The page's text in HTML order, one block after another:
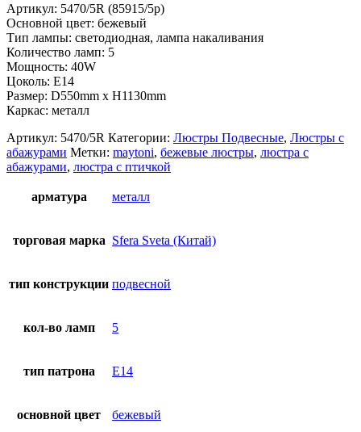
Артикул: 5470/5R (85915/5p)
Основной цвет: бежевый
Тип лампы: светодиодная, лампа накаливания
Количество ламп: 5
Мощность: 40W
Цоколь: Е14
Размер: D550mm x H1130mm
Каркас: металл
Артикул: 5470/5R Категории: Люстры Подвесные, Люстры с
абажурами Метки: maytoni, бежевые люстры, люстра с
абажурами, люстра с птичкой
арматура металл
торговая марка Sfera Sveta (Китай)
тип конструкции подвесной
кол-во ламп 5
тип патрона E14
основной цвет бежевый